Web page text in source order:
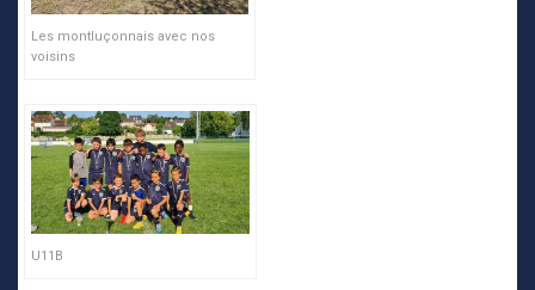
Les montluçonnais avec nos
voisins
U11B